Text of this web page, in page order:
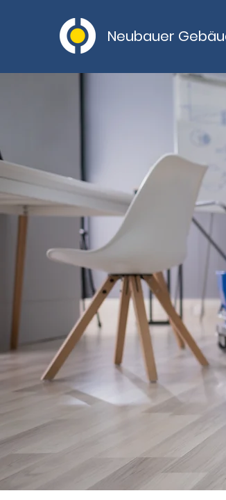
Neubauer